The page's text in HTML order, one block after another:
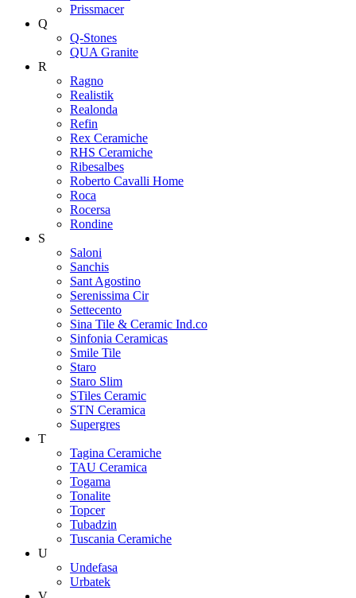
Prissmacer
Q
Q-Stones
QUA Granite
R
Ragno
Realistik
Realonda
Refin
Rex Ceramiche
RHS Ceramiche
Ribesalbes
Roberto Cavalli Home
Roca
Rocersa
Rondine
S
Saloni
Sanchis
Sant Agostino
Serenissima Cir
Settecento
Sina Tile & Ceramic Ind.co
Sinfonia Ceramicas
Smile Tile
Staro
Staro Slim
STiles Ceramic
STN Ceramica
Supergres
T
Tagina Ceramiche
TAU Ceramica
Togama
Tonalite
Topcer
Tubadzin
Tuscania Ceramiche
U
Undefasa
Urbatek